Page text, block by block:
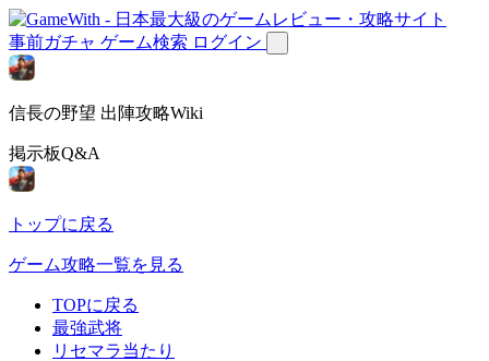
事前ガチャ ゲーム検索 ログイン
信長の野望 出陣攻略Wiki
掲示板Q&A
トップに戻る
ゲーム攻略一覧を見る
TOPに戻る
最強武将
リセマラ当たり